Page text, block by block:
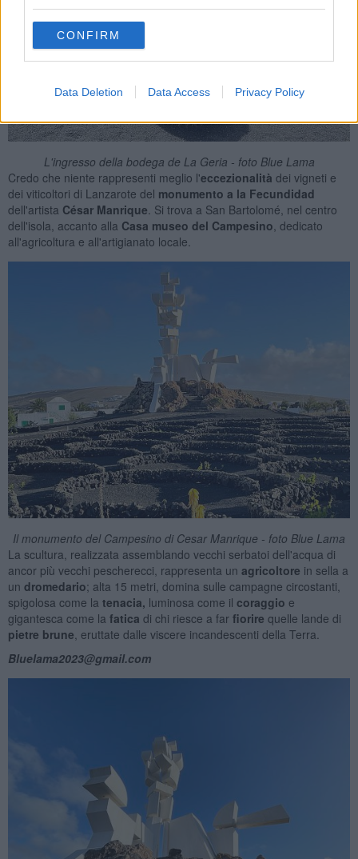
CONFIRM
Data Deletion Data Access Privacy Policy
L'ingresso della bodega de La Geria - foto Blue Lama
Credo che niente rappresenti meglio l'eccezionalità dei vigneti e
dei viticoltori di Lanzarote del monumento a la Fecundidad
dell'artista César Manrique. Si trova a San Bartolomé, nel centro
dell'isola, accanto alla Casa museo del Campesino, dedicato
all'agricoltura e all'artigianato locale.
Il monumento del Campesino di Cesar Manrique - foto Blue Lama
La scultura, realizzata assemblando vecchi serbatoi dell'acqua di
ancor più vecchi pescherecci, rappresenta un agricoltore in sella a
un dromedario; alta 15 metri, domina sulle campagne circostanti,
spigolosa come la tenacia, luminosa come il coraggio e
gigantesca come la fatica di chi riesce a far fiorire quelle lande di
pietre brune, eruttate dalle viscere incandescenti della Terra.
Bluelama2023@gmail.com